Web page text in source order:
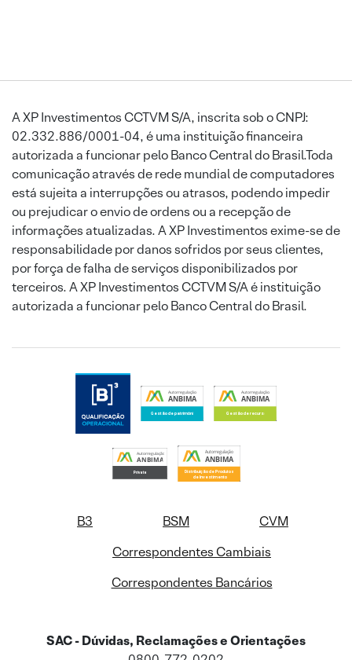
A XP Investimentos CCTVM S/A, inscrita sob o CNPJ:
02.332.886/0001-04, é uma instituição financeira
autorizada a funcionar pelo Banco Central do Brasil.Toda
comunicação através de rede mundial de computadores
está sujeita a interrupções ou atrasos, podendo impedir
ou prejudicar o envio de ordens ou a recepção de
informações atualizadas. A XP Investimentos exime-se de
responsabilidade por danos sofridos por seus clientes,
por força de falha de serviços disponibilizados por
terceiros. A XP Investimentos CCTVM S/A é instituição
autorizada a funcionar pelo Banco Central do Brasil.
B3 BSM
CVM
Correspondentes Cambiais
Correspondentes Bancários
SAC - Dúvidas, Reclamações e Orientações